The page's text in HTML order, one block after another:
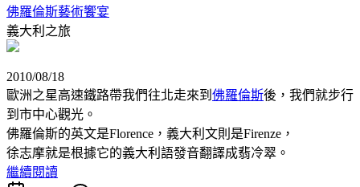
佛羅倫斯藝術饗宴
義大利之旅
2010/08/18
歐洲之星高速鐵路帶我們往北走來到 佛羅倫斯後，我們就步行
到市中心觀光。
佛羅倫斯的英文是Florence，義大利文則是Firenze，
徐志摩就是根據它的義大利語發音翻譯成翡冷翠。
繼續閱讀